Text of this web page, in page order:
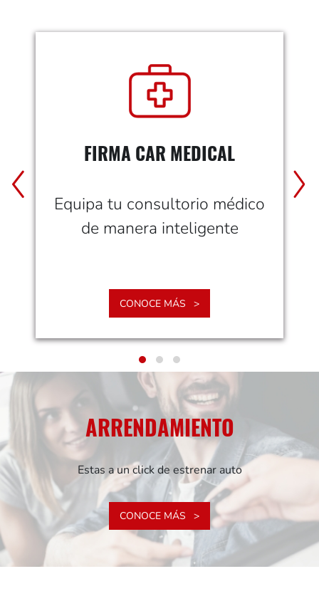
FIRMA CAR MEDICAL
Equipa tu consultorio médico
de manera inteligente
CONOCE MÁS
ARRENDAMIENTO
Estas a un click de estrenar auto
CONOCE MÁS